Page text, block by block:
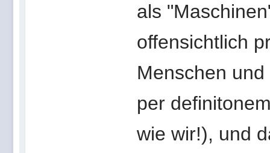
als
offensichtlich
Menschen
per
wie wir!), und